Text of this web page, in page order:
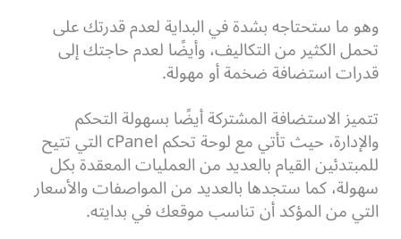
وهو ما ستحتاجه بشدة في البداية لعدم قدرتك على
تحمل الكثير من التكاليف، وأيضًا لعدم حاجتك إلى
قدرات استضافة ضخمة أو مهولة.
تتميز الاستضافة المشتركة أيضًا بسهولة التحكم
والإدارة، حيث تأتي مع لوحة تحكم cPanel التي تتيح
للمبتدئين القيام بالعديد من العمليات المعقدة بكل
سهولة، كما ستجدها بالعديد من المواصفات والأسعار
التي من المؤكد أن تناسب موقعك في بدايته.